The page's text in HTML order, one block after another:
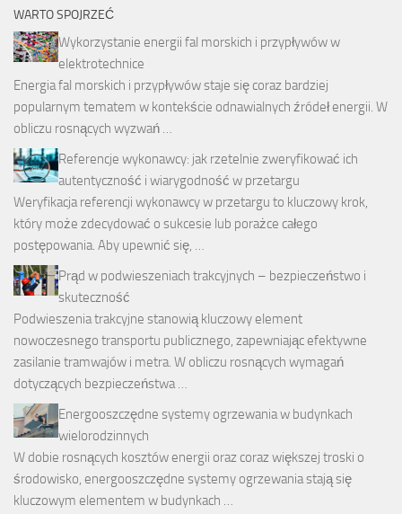
WARTO SPOJRZEĆ
Wykorzystanie energii fal morskich i przypływów w
elektrotechnice
Energia fal morskich i przypływów staje się coraz bardziej
popularnym tematem w kontekście odnawialnych źródeł energii. W
obliczu rosnących wyzwań …
Referencje wykonawcy: jak rzetelnie zweryfikować ich
autentyczność i wiarygodność w przetargu
Weryfikacja referencji wykonawcy w przetargu to kluczowy krok,
który może zdecydować o sukcesie lub porażce całego
postępowania. Aby upewnić się, …
Prąd w podwieszeniach trakcyjnych – bezpieczeństwo i
skuteczność
Podwieszenia trakcyjne stanowią kluczowy element
nowoczesnego transportu publicznego, zapewniając efektywne
zasilanie tramwajów i metra. W obliczu rosnących wymagań
dotyczących bezpieczeństwa …
Energooszczędne systemy ogrzewania w budynkach
wielorodzinnych
W dobie rosnących kosztów energii oraz coraz większej troski o
środowisko, energooszczędne systemy ogrzewania stają się
kluczowym elementem w budynkach …